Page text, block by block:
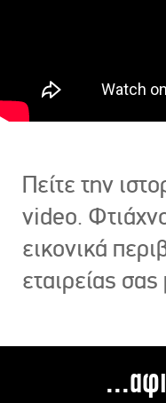
Πείτε την
video.
εικονικά
εταιρείας σας